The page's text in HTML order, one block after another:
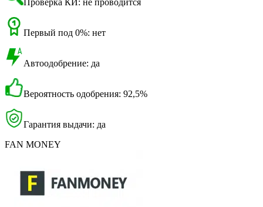
Проверка КИ: не проводится
Первый под 0%: нет
Автоодобрение: да
Вероятность одобрения: 92,5%
Гарантия выдачи: да
FAN MONEY